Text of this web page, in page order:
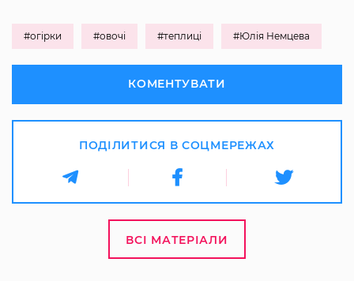
#огірки #овочі #теплиці #Юлія Немцева
КОМЕНТУВАТИ
ПОДІЛИТИСЯ В СОЦМЕРЕЖАХ
ВСІ МАТЕРІАЛИ